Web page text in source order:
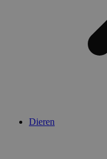
Dieren